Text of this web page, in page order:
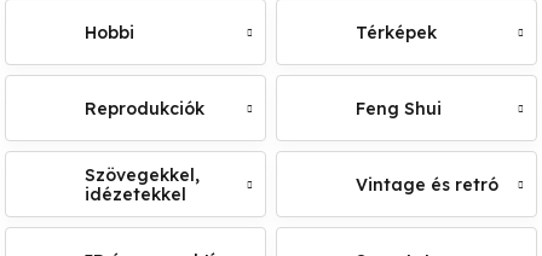
Hobbi Térképek
Reprodukciók Feng Shui
Szövegekkel,
idézetekkel
Vintage és retró